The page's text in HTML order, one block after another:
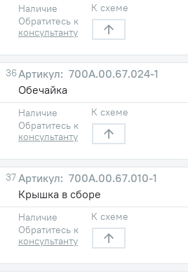
Наличие
Обратитесь к
консультанту
К схеме
36
700А.00.67.024-1
Обечайка
Наличие
Обратитесь к
консультанту
К схеме
37
700А.00.67.010-1
Крышка в сборе
Наличие
Обратитесь к
консультанту
К схеме